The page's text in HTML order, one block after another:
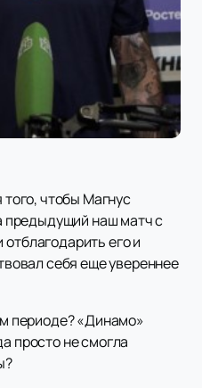
чтобы Магнус
предыдущий наш матч с
его и
себя еще увереннее
периоде? «Динамо»
просто не смогла